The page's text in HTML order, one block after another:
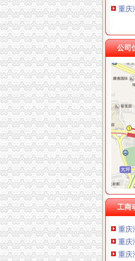
重庆
重
重庆
重庆
公司
工商
重庆
重庆
全国
重庆
重
重庆
重庆
重庆
重庆
重庆